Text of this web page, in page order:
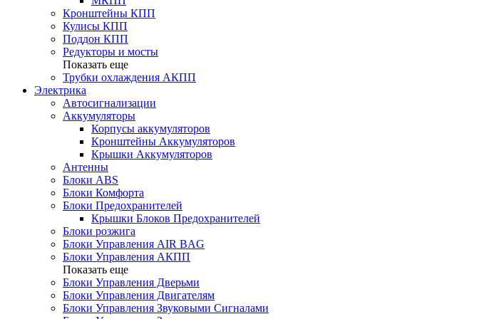
Кронштейны КПП
Кулисы КПП
Поддон КПП
Редукторы и мосты
Показать еще
Трубки охлаждения АКПП
Электрика
Автосигнализации
Аккумуляторы
Корпусы аккумуляторов
Кронштейны Аккумуляторов
Крышки Аккумуляторов
Антенны
Блоки ABS
Блоки Комфорта
Блоки Предохранителей
Крышки Блоков Предохранителей
Блоки розжига
Блоки Управления AIR BAG
Блоки Управления АКПП
Показать еще
Блоки Управления Дверьми
Блоки Управления Двигателям
Блоки Управления Звуковыми Сигналами